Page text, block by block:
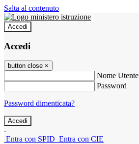
Salta al contenuto
Accedi
Accedi
button close ×
Nome Utente
Password
Password dimenticata?
-
Entra con SPID Entra con CIE